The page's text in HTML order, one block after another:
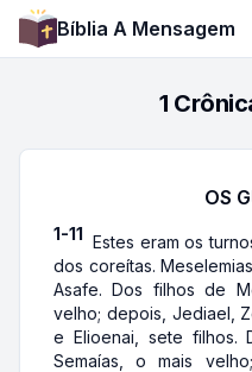
Bíblia A Mensagem
1
OS
1-11 Estes eram os
dos coreítas.
Asafe. Dos filhos de
velho; depois, Jediael,
e Elioenai, sete filhos.
Semaías, o mais